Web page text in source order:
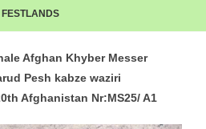
FESTLANDS
Afghan Khyber Messer
Pesh kabze waziri
Afghanistan Nr:MS25/ A1